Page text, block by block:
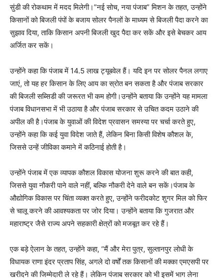
सुंडी की रोकथाम में मदद मिलेगी।”नई सोच, नया पंजाब” मिशन के तहत, उन्होंने
किसानों को बिजली पंपों के बजाय सोलर पैनलों के माध्यम से बिजली पैदा करने का
सुझाव दिया, ताकि किसान अपनी बिजली खुद पैदा कर सकें और इसे बेचकर आय
अर्जित कर सकें।
उन्होंने कहा कि पंजाब में 14.5 लाख ट्यूबवेल हैं। यदि इन पर सोलर पैनल लगाए
जाएं, तो यह हर किसान के लिए आय का स्रोत बन सकता है और पंजाब सरकार
की बिजली सब्सिडी की जरूरत भी कम होगी।उन्होंने बताया कि उन्होंने यह मामला
पंजाब विधानसभा में भी उठाया है और पंजाब सरकार से उचित कदम उठाने की
अपील की है।पंजाब के युवाओं की विदेश प्रवासन समस्या पर चर्चा करते हुए,
उन्होंने कहा कि कई युवा विदेश जाते हैं, लेकिन बिना किसी विशेष कौशल के,
जिससे उन्हें जीविका कमाने में कठिनाई होती है।
उन्होंने पंजाब में एक व्यापक कौशल विकास योजना शुरू करने की बात कही,
जिससे युवा नौकरी पाने वाले नहीं, बल्कि नौकरी देने वाले बन सकें।पंजाब के
औद्योगिक विकास पर चिंता व्यक्त करते हुए, उन्होंने फरीदकोट शुगर मिल को फिर
से चालू करने की आवश्यकता पर जोर दिया। उन्होंने बताया कि गुजरात और
महाराष्ट्र जैसे राज्य अपने सहकारी क्षेत्रों को मजबूत कर रहे हैं।
एक बड़े ऐलान के तहत, उन्होंने कहा, “मैं और मेरा पुत्र, सुल्तानपुर लोधी के
विधायक राणा इंदर प्रताप सिंह, अगले दो वर्षों तक किसानों की मक्का एमएसपी पर
खरीदने की जिम्मेदारी ले रहे हैं। लेकिन पंजाब सरकार को भी इसमें भाग लेना